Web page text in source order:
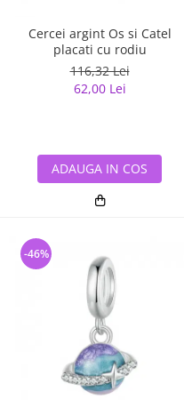
Cercei argint Os si Catel
placati cu rodiu
116,32 Lei
62,00 Lei
ADAUGA IN COS
-46%